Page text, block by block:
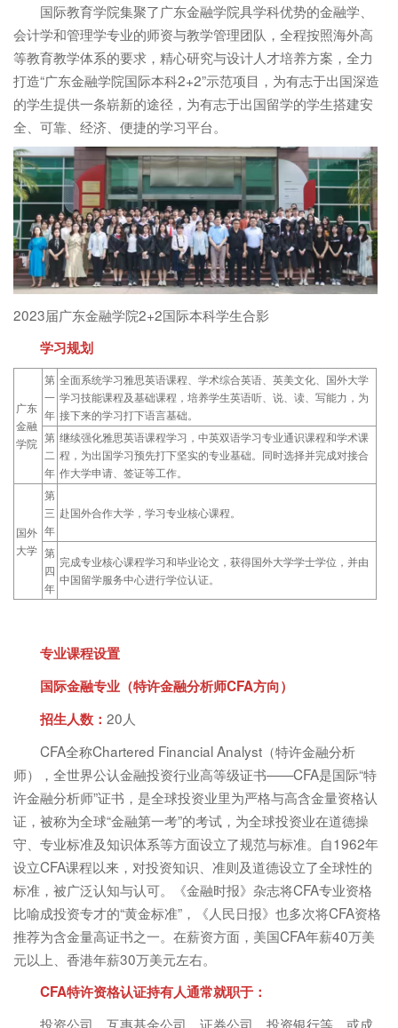
国际教育学院集聚了广东金融学院具学科优势的金融学、
会计学和管理学专业的师资与教学管理团队，全程按照海外高
等教育教学体系的要求，精心研究与设计人才培养方案，全力
打造“广东金融学院国际本科2+2”示范项目，为有志于出国深造
的学生提供一条崭新的途径，为有志于出国留学的学生搭建安
全、可靠、经济、便捷的学习平台。
2023届广东金融学院2+2国际本科学生合影
学习规划
广东
金融
学院
第
一
年
全面系统学习雅思英语课程、学术综合英语、英美文化、国外大学
学习技能课程及基础课程，培养学生英语听、说、读、写能力，为
接下来的学习打下语言基础。
第
二
年
继续强化雅思英语课程学习，中英双语学习专业通识课程和学术课
程，为出国学习预先打下坚实的专业基础。同时选择并完成对接合
作大学申请、签证等工作。
国外
大学
第
三
年
赴国外合作大学，学习专业核心课程。
第
四
年
完成专业核心课程学习和毕业论文，获得国外大学学士学位，并由
中国留学服务中心进行学位认证。
专业课程设置
国际金融专业（特许金融分析师CFA方向）
招生人数： 20人
CFA全称Chartered Financial Analyst（特许金融分析
师），全世界公认金融投资行业高等级证书——CFA是国际“特
许金融分析师”证书，是全球投资业里为严格与高含金量资格认
证，被称为全球“金融第一考”的考试，为全球投资业在道德操
守、专业标准及知识体系等方面设立了规范与标准。自1962年
设立CFA课程以来，对投资知识、准则及道德设立了全球性的
标准，被广泛认知与认可。《金融时报》杂志将CFA专业资格
比喻成投资专才的“黄金标准”，《人民日报》也多次将CFA资格
推荐为含金量高证书之一。在薪资方面，美国CFA年薪40万美
元以上、香港年薪30万美元左右。
CFA特许资格认证持有人通常就职于：
投资公司、互惠基金公司、证券公司、投资银行等，或成